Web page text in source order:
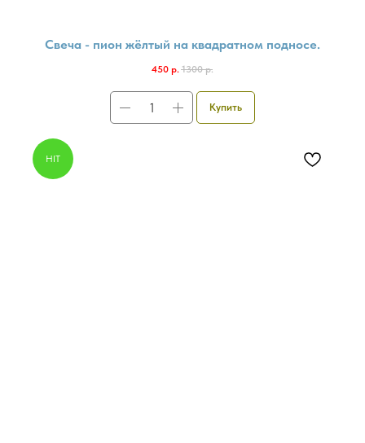
Свеча - пион жёлтый на квадратном подносе.
450 р. 1300 р.
Купить
HIT